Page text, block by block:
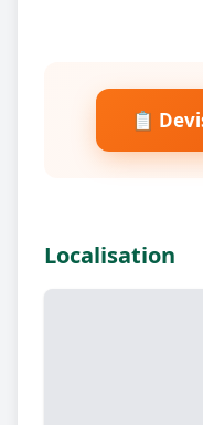
📋
Localisation